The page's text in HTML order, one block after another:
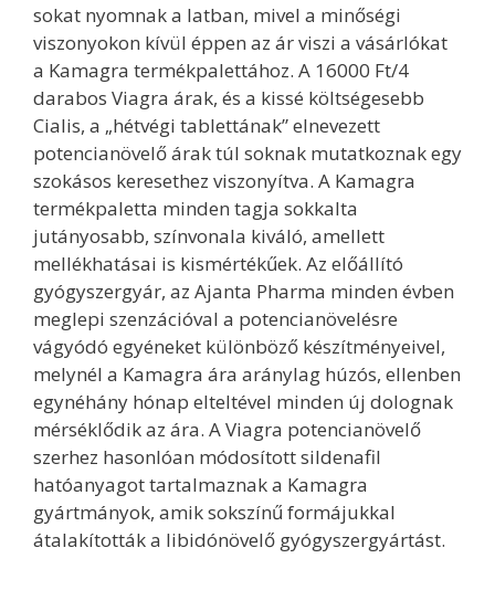
sokat nyomnak a latban, mivel a minőségi
viszonyokon kívül éppen az ár viszi a vásárlókat
a Kamagra termékpalettához. A 16000 Ft/4
darabos Viagra árak, és a kissé költségesebb
Cialis, a „hétvégi tablettának” elnevezett
potencianövelő árak túl soknak mutatkoznak egy
szokásos keresethez viszonyítva. A Kamagra
termékpaletta minden tagja sokkalta
jutányosabb, színvonala kiváló, amellett
mellékhatásai is kismértékűek. Az előállító
gyógyszergyár, az Ajanta Pharma minden évben
meglepi szenzációval a potencianövelésre
vágyódó egyéneket különböző készítményeivel,
melynél a Kamagra ára aránylag húzós, ellenben
egynéhány hónap elteltével minden új dolognak
mérséklődik az ára. A Viagra potencianövelő
szerhez hasonlóan módosított sildenafil
hatóanyagot tartalmaznak a Kamagra
gyártmányok, amik sokszínű formájukkal
átalakították a libidónövelő gyógyszergyártást.